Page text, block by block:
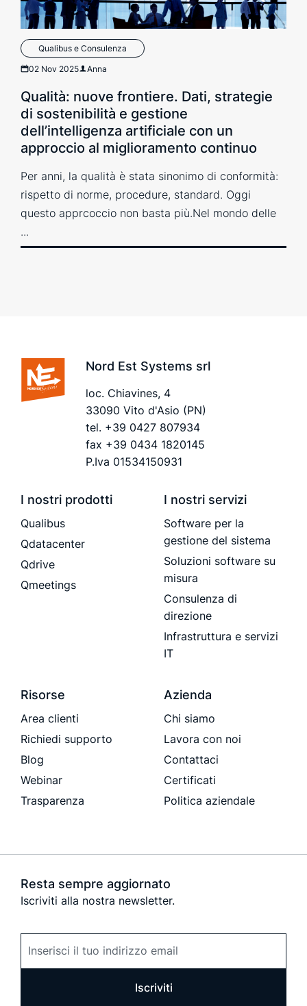
Qualibus e Consulenza
02 Nov 2025 Anna
Qualità: nuove frontiere. Dati, strategie
di sostenibilità e gestione
dell’intelligenza artificiale con un
approccio al miglioramento continuo
Per anni, la qualità è stata sinonimo di conformità:
rispetto di norme, procedure, standard. Oggi
questo apprcoccio non basta più.Nel mondo delle
...
Nord Est Systems srl
loc. Chiavines, 4
33090 Vito d'Asio (PN)
tel. +39 0427 807934
fax +39 0434 1820145
P.Iva 01534150931
I nostri prodotti
Qualibus
Qdatacenter
Qdrive
Qmeetings
I nostri servizi
Software per la
gestione del sistema
Soluzioni software su
misura
Consulenza di
direzione
Infrastruttura e servizi
IT
Risorse
Area clienti
Richiedi supporto
Blog
Webinar
Trasparenza
Azienda
Chi siamo
Lavora con noi
Contattaci
Certificati
Politica aziendale
Resta sempre aggiornato
Iscriviti alla nostra newsletter.
Iscriviti